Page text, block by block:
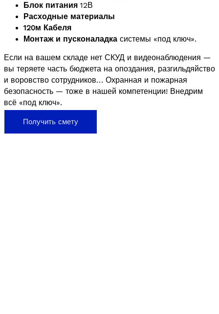
Блок питания 12В
Расходные материалы
120м Кабеля
Монтаж и пусконаладка системы «под ключ».
Если на вашем складе нет СКУД и видеонаблюдения —
вы теряете часть бюджета на опоздания, разгильдяйство
и воровство сотрудников… Охранная и пожарная
безопасность — тоже в нашей компетенции! Внедрим
всё «под ключ».
Получить смету